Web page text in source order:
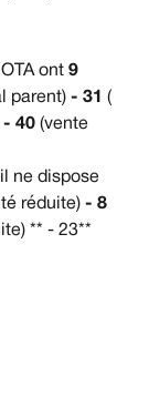
ont 9
parent) - 31
(
- 40 (vente
ne dispose
réduite) - 8
** - 23**